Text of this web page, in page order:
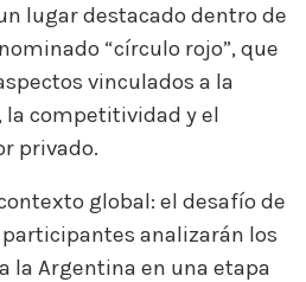
lugar destacado dentro de
“círculo rojo”, que
vinculados a la
competitividad y el
privado.
global: el desafío de
analizarán los
la Argentina en una etapa